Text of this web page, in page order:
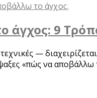
άγχος: 9
—
«πώς να